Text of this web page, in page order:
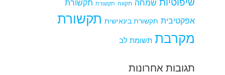
שמחה תקווה תקשורת תקשורת
אפקטיבית תקשורת בינאישית תקשורת
מקרבת תשומת לב
תגובות אחרונות